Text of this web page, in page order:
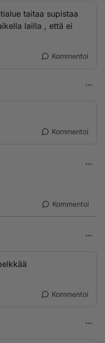
taitaa supistaa
lailla , että ei
Kommentoi
Kommentoi
Kommentoi
Kommentoi